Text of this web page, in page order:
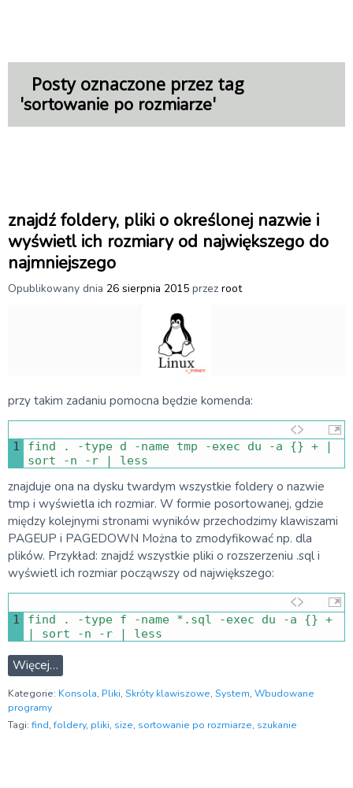
Posty oznaczone przez tag
'sortowanie po rozmiarze'
znajdź foldery, pliki o określonej nazwie i
wyświetl ich rozmiary od największego do
najmniejszego
Opublikowany dnia 26 sierpnia 2015 przez root
przy takim zadaniu pomocna będzie komenda:
1 find . -type d -name tmp -exec du -a {} +
|
sort
-n - r | less
znajduje ona na dysku twardym wszystkie foldery o nazwie
tmp i wyświetla ich rozmiar. W formie posortowanej, gdzie
między kolejnymi stronami wyników przechodzimy klawiszami
PAGEUP i PAGEDOWN Można to zmodyfikować np. dla
plików. Przykład: znajdź wszystkie pliki o rozszerzeniu .sql i
wyświetl ich rozmiar począwszy od największego:
1 find . -type f -name * . sql -exec du -a {} +
|
sort -n - r | less
Więcej…
Kategorie: Konsola, Pliki, Skróty klawiszowe, System, Wbudowane
programy
Tagi: find, foldery, pliki, size, sortowanie po rozmiarze, szukanie